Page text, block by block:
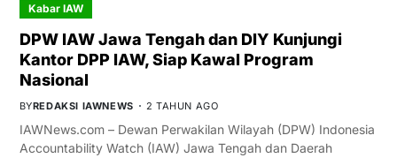
Kabar IAW
DPW IAW Jawa Tengah dan DIY Kunjungi
Kantor DPP IAW, Siap Kawal Program
Nasional
BYREDAKSI IAWNEWS 2 TAHUN AGO
IAWNews.com – Dewan Perwakilan Wilayah (DPW) Indonesia
Accountability Watch (IAW) Jawa Tengah dan Daerah